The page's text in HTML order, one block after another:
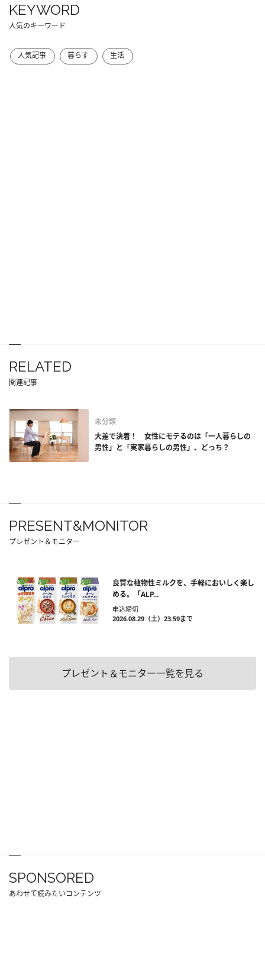
KEYWORD
人気のキーワード
人気記事 暮らす 生活
RELATED
関連記事
未分類
大差で決着！ 女性にモテるのは「一人暮らしの
男性」と「実家暮らしの男性」、どっち？
PRESENT&MONITOR
プレゼント＆モニター
良質な植物性ミルクを、手軽においしく楽し
める。「ALP...
申込締切
2026.08.29（土）23:59まで
プレゼント＆モニター一覧を見る
SPONSORED
あわせて読みたいコンテンツ